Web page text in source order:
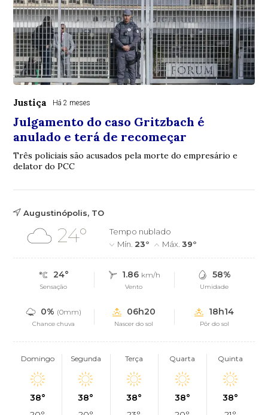
Justiça Há 2 meses
Julgamento do caso Gritzbach é
anulado e terá de recomeçar
Três policiais são acusados pela morte do empresário e
delator do PCC
Augustinópolis, TO
24°
Tempo nublado
Mín.23° Máx.39°
24°
Sensação
1.86 km/h
Vento
58%
Umidade
0% (0mm)
Chance chuva
06h20
Nascer do sol
18h14
Pôr do sol
Domingo
38°
Segunda
38°
Terça
38°
Quarta
38°
Quinta
38°